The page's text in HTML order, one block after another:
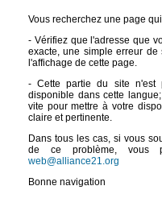
Vous recherchez une page
- Vérifiez que l'adresse que
exacte, une simple erreur de
l'affichage de cette page.
- Cette partie du site n'est
disponible dans cette
vite pour mettre à votre
claire et pertinente.
Dans tous les cas, si vous
de ce problème, vous
web@alliance21.org
Bonne navigation